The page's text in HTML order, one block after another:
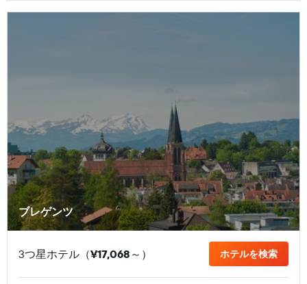
ブレゲンツ
3つ星ホテル（¥17,068 ​～） ホテルを検索